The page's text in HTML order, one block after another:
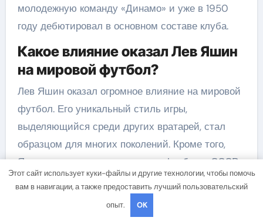
молодежную команду «Динамо» и уже в 1950
году дебютировал в основном составе клуба.
Какое влияние оказал Лев Яшин
на мировой футбол?
Лев Яшин оказал огромное влияние на мировой
футбол. Его уникальный стиль игры,
выделяющийся среди других вратарей, стал
образцом для многих поколений. Кроме того,
Яшин помог популяризировать футбол в СССР
и доказать, что советские футболисты могут
конкурировать с самыми сильными мировыми
Этот сайт использует куки-файлы и другие технологии, чтобы помочь
вам в навигации, а также предоставить лучший пользовательский
опыт.
OK